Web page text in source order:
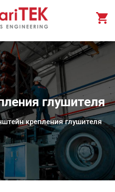
глушителя
крепления глушителя